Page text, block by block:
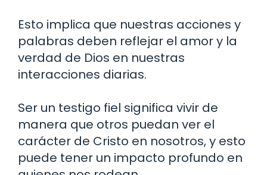
Esto implica que nuestras acciones y
palabras deben reflejar el amor y la
verdad de Dios en nuestras
interacciones diarias.
Ser un testigo fiel significa vivir de
manera que otros puedan ver el
carácter de Cristo en nosotros, y esto
puede tener un impacto profundo en